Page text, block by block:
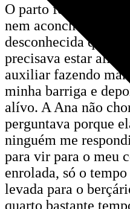
O parto foi no bloco
nem aconchego,
desconhecida que
precisava estar ali.
auxiliar fazendo
minha barriga e
alívo. A Ana não
perguntava porque
ninguém me
para vir para o meu
enrolada, só o
levada para o
quarto bastante